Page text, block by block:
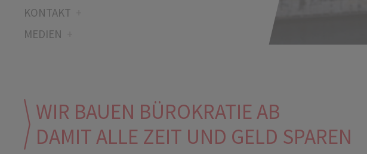
KONTAKT
MEDIEN
WIR BAUEN BÜROKRATIE AB
DAMIT ALLE ZEIT UND GELD SPAREN